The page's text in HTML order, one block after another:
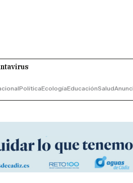
PolíticaEcologíaEducaciónSalud